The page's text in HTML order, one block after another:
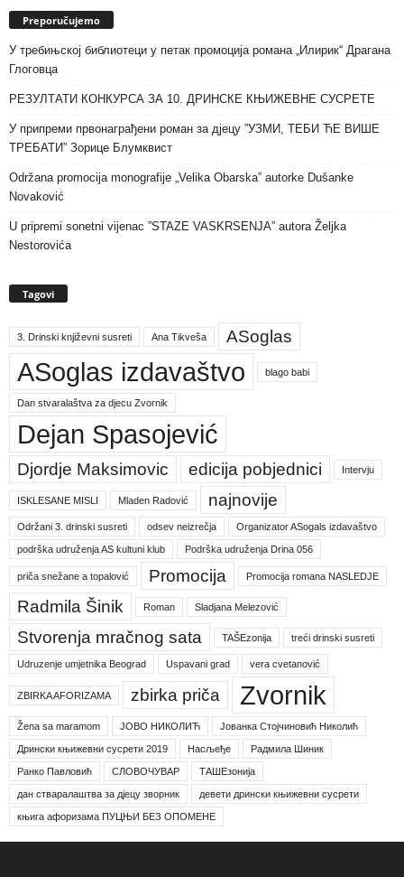
Preporučujemo
У требињској библиотеци у петак промоција романа „Илирик“ Драгана
Глоговца
РЕЗУЛТАТИ КОНКУРСА ЗА 10. ДРИНСКЕ КЊИЖЕВНЕ СУСРЕТЕ
У припреми првонаграђени роман за дјецу ”УЗМИ, ТЕБИ ЋЕ ВИШЕ
ТРЕБАТИ” Зорице Блумквист
Održana promocija monografije „Velika Obarska” autorke Dušanke
Novaković
U pripremi sonetni vijenac ”STAZE VASKRSENJA” autora Željka
Nestorovića
Tagovi
3. Drinski književni susreti Ana Tikveša ASoglas
ASoglas izdavaštvo blago babi
Dan stvaralaštva za djecu Zvornik
Dejan Spasojević
Djordje Maksimovic edicija pobjednici Intervju
ISKLESANE MISLI Mladen Radović najnovije
Održani 3. drinski susreti odsev neizrečja Organizator ASogals izdavaštvo
podrška udruženja AS kultuni klub Podrška udruženja Drina 056
priča snežane a topalović Promocija Promocija romana NASLEDJE
Radmila Šinik Roman Sladjana Melezović
Stvorenja mračnog sata TAŠEzonija treći drinski susreti
Udruzenje umjetnika Beograd Uspavani grad vera cvetanović
ZBIRKA AFORIZAMA zbirka priča Zvornik
Žena sa maramom ЈОВО НИКОЛИЋ Јованка Стојчиновић Николић
Дрински књижевни сусрети 2019 Насљеђе Радмила Шиник
Ранко Павловић СЛОВОЧУВАР ТАШЕзонија
дан стваралаштва за дјецу зворник девети дрински књижевни сусрети
књига афоризама ПУЦЊИ БЕЗ ОПОМЕНЕ